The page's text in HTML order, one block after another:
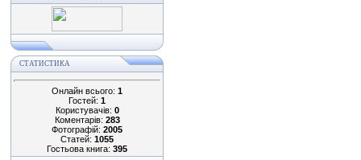
СТАТИСТИКА
Онлайн всього: 1
Гостей: 1
Користувачів: 0
Коментарів: 283
Фотографій: 2005
Статей: 1055
Гостьова книга: 395